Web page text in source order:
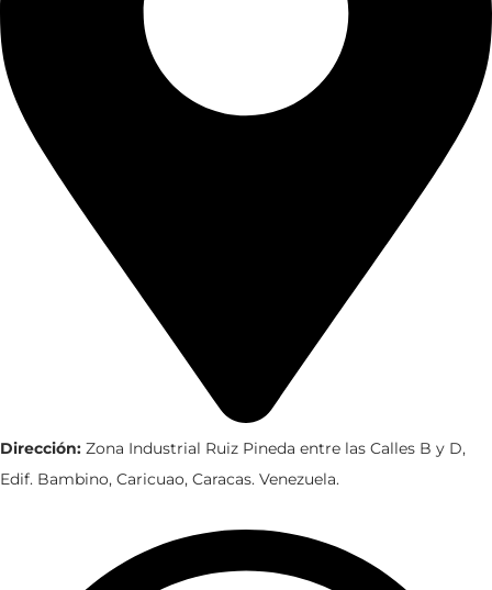
Dirección: Zona Industrial Ruiz Pineda entre las Calles B y D,
Edif. Bambino, Caricuao, Caracas. Venezuela.